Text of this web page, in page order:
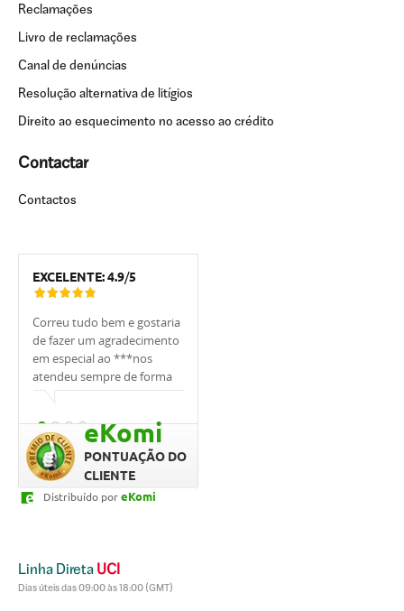
Reclamações
Livro de reclamações
Canal de denúncias
Resolução alternativa de litígios
Direito ao esquecimento no acesso ao crédito
Contactar
Contactos
EXCELENTE:4.9/5
Correu tudo bem e gostaria
de fazer um agradecimento
em especial ao ***nos
atendeu sempre de forma
graças a ele conseguimos o
empréstimo tão
rapidamente e compramos
eKomi
PONTUAÇÃO DO
CLIENTE
Distribuído por eKomi
Linha Direta UCI
Dias úteis das 09:00 às 18:00 (GMT)